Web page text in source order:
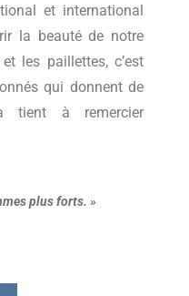
et international
la beauté de notre
les paillettes, c’est
qui donnent de
tient à remercier
plus forts. »